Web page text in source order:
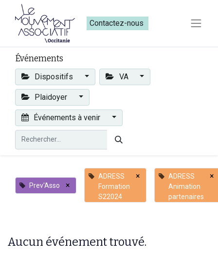
Contactez-nous​​
Événements
Dispositifs VA
Plaidoyer
Événements à venir
Prev'Asso ×
ADRESS
Formation
S22024
×
ADRESS
Animation
partenaires
×
Aucun événement trouvé.